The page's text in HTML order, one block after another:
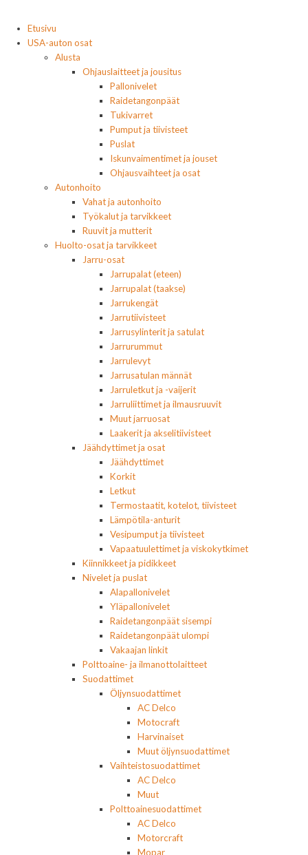
Etusivu
USA-auton osat
Alusta
Ohjauslaitteet ja jousitus
Pallonivelet
Raidetangonpäät
Tukivarret
Pumput ja tiivisteet
Puslat
Iskunvaimentimet ja jouset
Ohjausvaihteet ja osat
Autonhoito
Vahat ja autonhoito
Työkalut ja tarvikkeet
Ruuvit ja mutterit
Huolto-osat ja tarvikkeet
Jarru-osat
Jarrupalat (eteen)
Jarrupalat (taakse)
Jarrukengät
Jarrutiivisteet
Jarrusylinterit ja satulat
Jarrurummut
Jarrulevyt
Jarrusatulan männät
Jarruletkut ja -vaijerit
Jarruliittimet ja ilmausruuvit
Muut jarruosat
Laakerit ja akselitiivisteet
Jäähdyttimet ja osat
Jäähdyttimet
Korkit
Letkut
Termostaatit, kotelot, tiivisteet
Lämpötila-anturit
Vesipumput ja tiivisteet
Vapaatuulettimet ja viskokytkimet
Kiinnikkeet ja pidikkeet
Nivelet ja puslat
Alapallonivelet
Yläpallonivelet
Raidetangonpäät sisempi
Raidetangonpäät ulompi
Vakaajan linkit
Polttoaine- ja ilmanottolaitteet
Suodattimet
Öljynsuodattimet
AC Delco
Motocraft
Harvinaiset
Muut öljynsuodattimet
Vaihteistosuodattimet
AC Delco
Muut
Polttoainesuodattimet
AC Delco
Motorcraft
Mopar